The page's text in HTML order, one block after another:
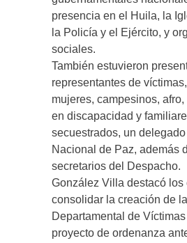
presencia en el Huila, la
la Policía y el Ejército, y
sociales.
También estuvieron
representantes de
mujeres, campesinos,
en discapacidad y
secuestrados, un
Nacional de Paz, además
secretarios del Despacho.
González Villa destacó los
consolidar la creación de
Departamental de
proyecto de ordenanza